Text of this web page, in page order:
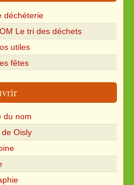
déchéterie
Le tri des déchets
utiles
fêtes
du nom
de Oisly